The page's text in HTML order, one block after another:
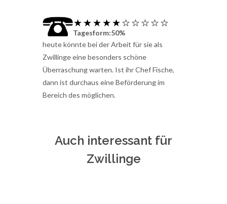
Tagesform:50%
heute könnte bei der Arbeit für sie als
Zwillinge eine besonders schöne
Überraschung warten. Ist ihr Chef Fische,
dann ist durchaus eine Beförderung im
Bereich des möglichen.
Auch interessant für
Zwillinge